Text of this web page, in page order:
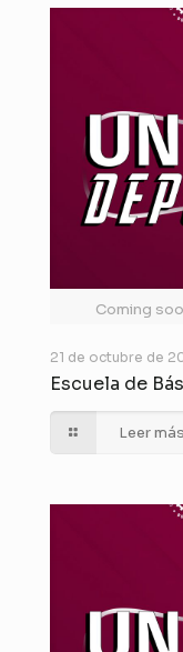
Coming
21 de octubre de
Escuela de
Leer más